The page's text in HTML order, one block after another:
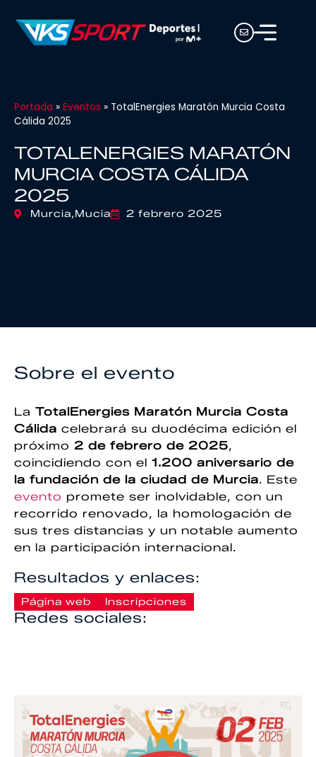
Portada » Eventos » TotalEnergies Maratón Murcia Costa
Cálida 2025
TOTALENERGIES MARATÓN
MURCIA COSTA CÁLIDA
2025
Murcia,Mucia 2 febrero 2025
Sobre el evento
La TotalEnergies Maratón Murcia Costa
Cálida celebrará su duodécima edición el
próximo 2 de febrero de 2025,
coincidiendo con el 1.200 aniversario de
la fundación de la ciudad de Murcia. Este
evento promete ser inolvidable, con un
recorrido renovado, la homologación de
sus tres distancias y un notable aumento
en la participación internacional.
Resultados y enlaces:
Página web Inscripciones
Redes sociales: